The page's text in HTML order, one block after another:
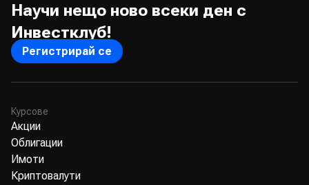
Научи нещо ново всеки ден с
Инвестклуб!
Регистрирай се
Курсове
Акции
Облигации
Имоти
Криптовалути